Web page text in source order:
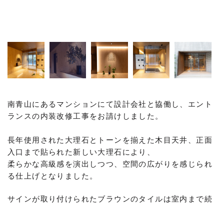
南青山にあるマンションにて設計会社と協働し、エント
ランスの内装改修工事をお請けしました。
長年使用された大理石とトーンを揃えた木目天井、正面
入口まで貼られた新しい大理石により、
柔らかな高級感を演出しつつ、空間の広がりを感じられ
る仕上げとなりました。
サインが取り付けられたブラウンのタイルは室内まで続